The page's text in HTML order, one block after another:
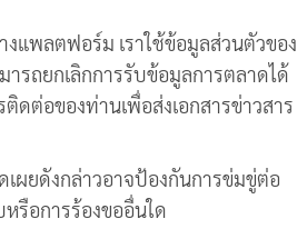
พลตฟอร์ม เราใช้ข้อมูลส่วนตัวของ
รถยกเลิกการรับข้อมูลการตลาดได้
ดต่อของท่านเพื่อส่งเอกสารข่าวสาร
ผยดังกล่าวอาจป้องกันการข่มขู่ต่อ
รือการร้องขออื่นใด